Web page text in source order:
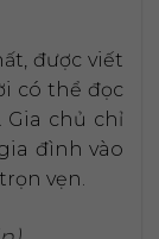
được viết
có thể đọc
Gia chủ chỉ
đình vào
vẹn.